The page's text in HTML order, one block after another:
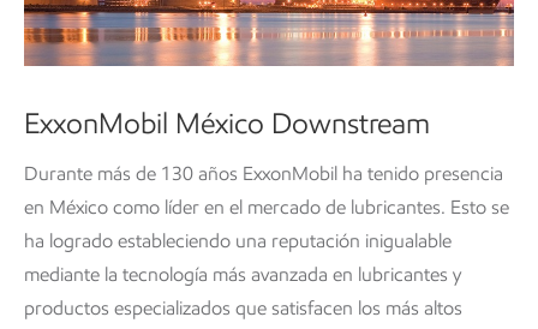
ExxonMobil México Downstream
Durante más de 130 años ExxonMobil ha tenido presencia
en México como líder en el mercado de lubricantes. Esto se
ha logrado estableciendo una reputación inigualable
mediante la tecnología más avanzada en lubricantes y
productos especializados que satisfacen los más altos